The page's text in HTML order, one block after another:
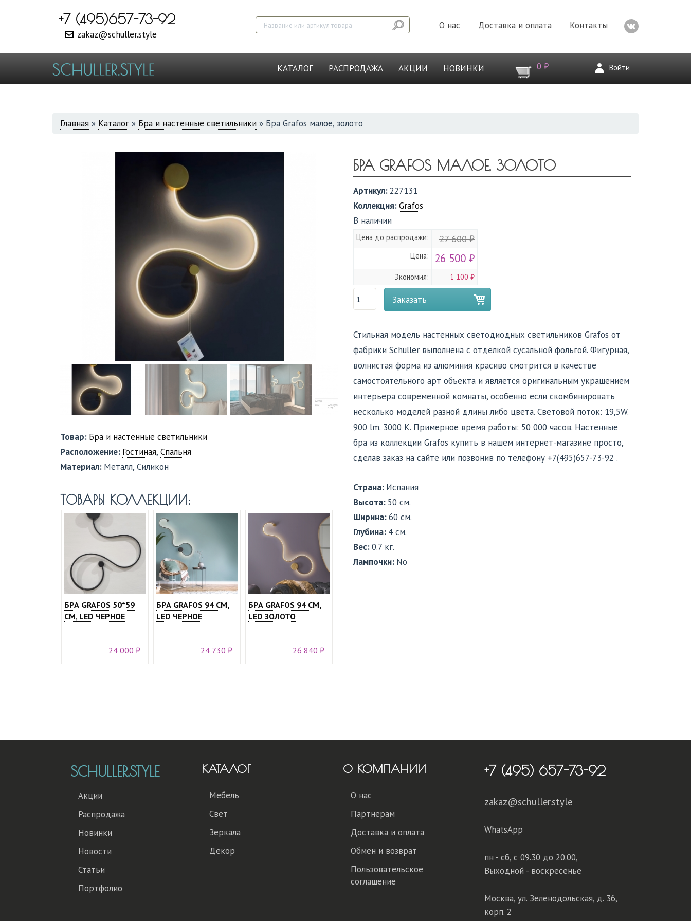
+7 (495)657-73-92
zakaz@schuller.style
О нас Доставка и оплата Контакты
КАТАЛОГ РАСПРОДАЖА АКЦИИ НОВИНКИ 0 ₽ Войти
ВЫ
Главная » Каталог » Бра и настенные светильники » Бра Grafos малое, золото
Товар: Бра и настенные светильники
Расположение: Гостиная, Спальня
Материал: Металл, Силикон
ТОВАРЫ КОЛЛЕКЦИИ:
БРА GRAFOS 50*59
СМ, LED ЧЕРНОЕ
24 000 ₽
БРА GRAFOS 94 СМ,
LED ЧЕРНОЕ
24 730 ₽
БРА GRAFOS 94 СМ,
LED ЗОЛОТО
26 840 ₽
БРА GRAFOS МАЛОЕ, ЗОЛОТО
Артикул:227131
Коллекция:Grafos
В наличии
Цена до распродажи: 27 600 ₽
Цена: 26 500 ₽
Экономия: 1 100 ₽
Заказать
Стильная модель настенных светодиодных светильников Grafos от
фабрики Schuller выполнена с отделкой сусальной фольгой. Фигурная,
волнистая форма из алюминия красиво смотрится в качестве
самостоятельного арт объекта и является оригинальным украшением
интерьера современной комнаты, особенно если скомбинировать
несколько моделей разной длины либо цвета. Световой поток: 19,5W.
900 lm. 3000 K. Примерное время работы: 50 000 часов. Настенные
бра из коллекции Grafos купить в нашем интернет-магазине просто,
сделав заказ на сайте или позвонив по телефону +7(495)657-73-92 .
Страна: Испания
Высота: 50 см.
Ширина:60 см.
Глубина: 4 см.
Вес:0.7 кг.
Лампочки: No
SCHULLER.STYLE
Акции
Распродажа
Новинки
Новости
Статьи
Портфолио
КАТАЛОГ
Мебель
Свет
Зеркала
Декор
О КОМПАНИИ
О нас
Партнерам
Доставка и оплата
Обмен и возврат
Пользовательское
соглашение
+7 (495) 657-73-92
zakaz@schuller.style
WhatsApp
пн - сб, с 09.30 до 20.00,
Выходной - воскресенье
Москва, ул. Зеленодольская, д. 36,
корп. 2